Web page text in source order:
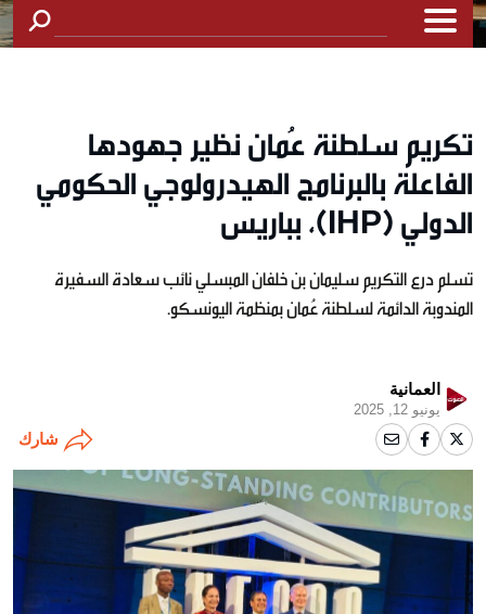
تكريم سلطنة عُمان نظير جهودها
الفاعلة بالبرنامج الهيدرولوجي الحكومي
الدولي (IHP)، بباريس
تسلم درع التكريم سليمان بن خلفان المبسلي نائب سعادة السفيرة
المندوبة الدائمة لسلطنة عُمان بمنظمة اليونسكو.
العمانية
يونيو 12, 2025
شارك